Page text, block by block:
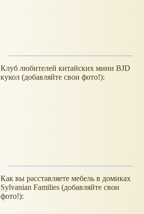
Клуб любителей китайских мини BJD
кукол (добавляйте свои фото!):
Как вы расставляете мебель в домиках
Sylvanian Families (добавляйте свои
фото!):